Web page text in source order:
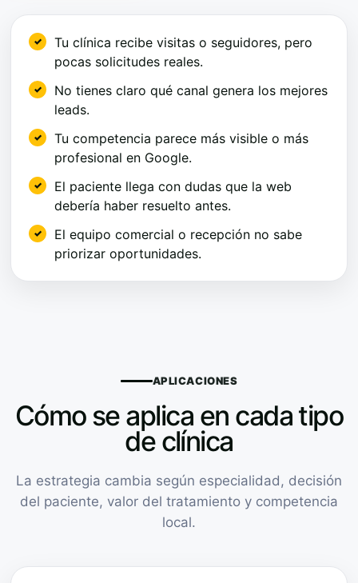
Tu clínica recibe visitas o seguidores, pero
pocas solicitudes reales.
No tienes claro qué canal genera los mejores
leads.
Tu competencia parece más visible o más
profesional en Google.
El paciente llega con dudas que la web
debería haber resuelto antes.
El equipo comercial o recepción no sabe
priorizar oportunidades.
APLICACIONES
Cómo se aplica en cada tipo
de clínica
La estrategia cambia según especialidad, decisión
del paciente, valor del tratamiento y competencia
local.